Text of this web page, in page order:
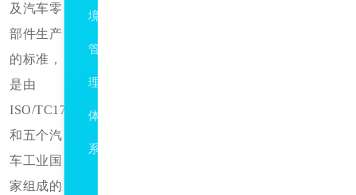
及汽车零
部件生产
的标准，
是由
ISO/TC176
和五个汽
车工业国
家组成的
境
管
理
体
系